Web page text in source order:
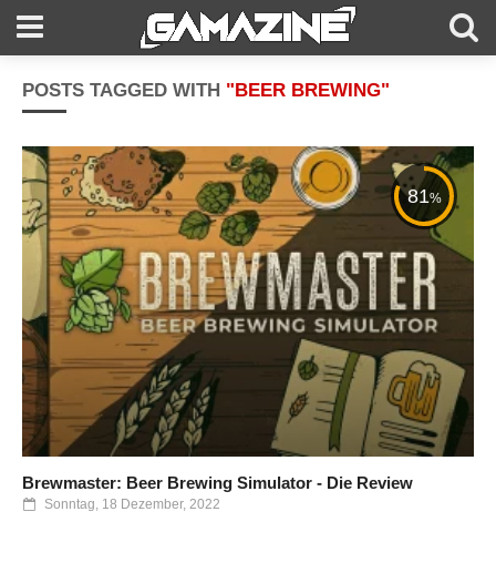
POSTS TAGGED WITH "BEER BREWING"
81%
Brewmaster: Beer Brewing Simulator - Die Review
Sonntag, 18 Dezember, 2022